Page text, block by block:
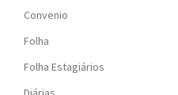
Convenio
Folha
Folha Estagiários